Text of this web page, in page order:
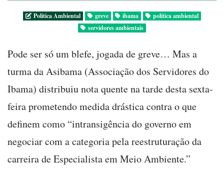
Politica Ambiental greve ibama
política ambiental
servidores ambientais
Pode ser só um blefe, jogada de greve… Mas a
turma da Asibama (Associação dos Servidores do
Ibama) distribuiu nota quente na tarde desta sexta-
feira prometendo medida drástica contra o que
definem como “intransigência do governo em
negociar com a categoria pela reestruturação da
carreira de Especialista em Meio Ambiente.”